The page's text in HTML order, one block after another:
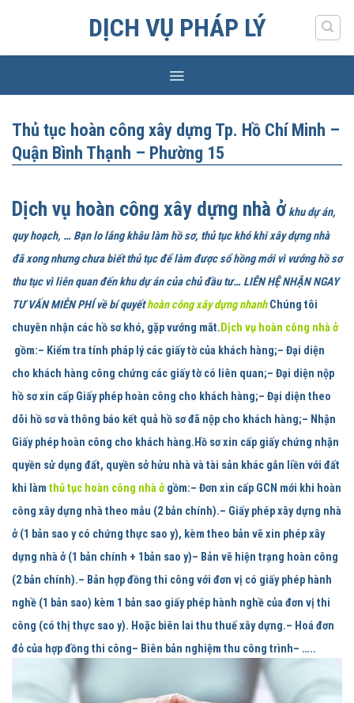
DỊCH VỤ PHÁP LÝ
Thủ tục hoàn công xây dựng Tp. Hồ Chí Minh –
Quận Bình Thạnh – Phường 15
Dịch vụ hoàn công xây dựng nhà ởkhu dự án,
quy hoạch, … Bạn lo lắng khâu làm hồ sơ, thủ tục khó khi xây dựng nhà
đã xong nhưng chưa biết thủ tục để làm được sổ hồng mới vì vướng hồ sơ
thu tục vì liên quan đến khu dự án của chủ đầu tư… LIÊN HỆ NHẬN NGAY
TƯ VẤN MIỄN PHÍ về bí quyếthoàn công xây dựng nhanhChúng tôi
chuyên nhận các hồ sơ khó, gặp vướng mắt. Dịch vụ hoàn công nhà ở
gồm:– Kiểm tra tính pháp lý các giấy tờ của khách hàng;– Đại diện
cho khách hàng công chứng các giấy tờ có liên quan;– Đại diện nộp
hồ sơ xin cấp Giấy phép hoàn công cho khách hàng;– Đại diện theo
dõi hồ sơ và thông báo kết quả hồ sơ đã nộp cho khách hàng;– Nhận
Giấy phép hoàn công cho khách hàng. Hồ sơ xin cấp giấy chứng nhận
quyền sử dụng đất, quyền sở hửu nhà và tài sản khác gắn liền với đất
khi làm thủ tục hoàn công nhà ởgồm:– Đơn xin cấp GCN mới khi hoàn
công xây dựng nhà theo mẫu (2 bản chính).– Giấy phép xây dựng nhà
ở (1 bản sao y có chứng thực sao y), kèm theo bản vẽ xin phép xây
dựng nhà ở (1 bản chính + 1bản sao y)– Bản vẽ hiện trạng hoàn công
(2 bản chính).– Bản hợp đồng thi công với đơn vị có giấy phép hành
nghề (1 bản sao) kèm 1 bản sao giấy phép hành nghề của đơn vị thi
công (có thị thực sao y). Hoặc biên lai thu thuế xây dựng.– Hoá đơn
đỏ của hợp đồng thi công– Biên bản nghiệm thu công trình– …..